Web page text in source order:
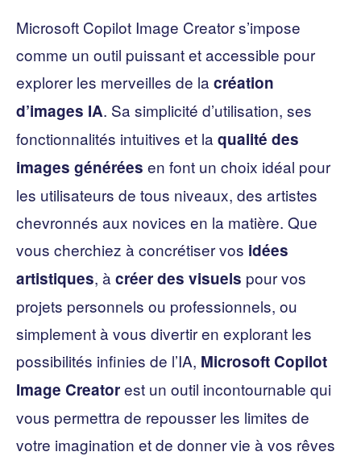
Microsoft Copilot Image Creator s’impose
comme un outil puissant et accessible pour
explorer les merveilles de la création
d’images IA. Sa simplicité d’utilisation, ses
fonctionnalités intuitives et la qualité des
images générées en font un choix idéal pour
les utilisateurs de tous niveaux, des artistes
chevronnés aux novices en la matière. Que
vous cherchiez à concrétiser vos idées
artistiques, à créer des visuels pour vos
projets personnels ou professionnels, ou
simplement à vous divertir en explorant les
possibilités infinies de l’IA, Microsoft Copilot
Image Creatorest un outil incontournable qui
vous permettra de repousser les limites de
votre imagination et de donner vie à vos rêves